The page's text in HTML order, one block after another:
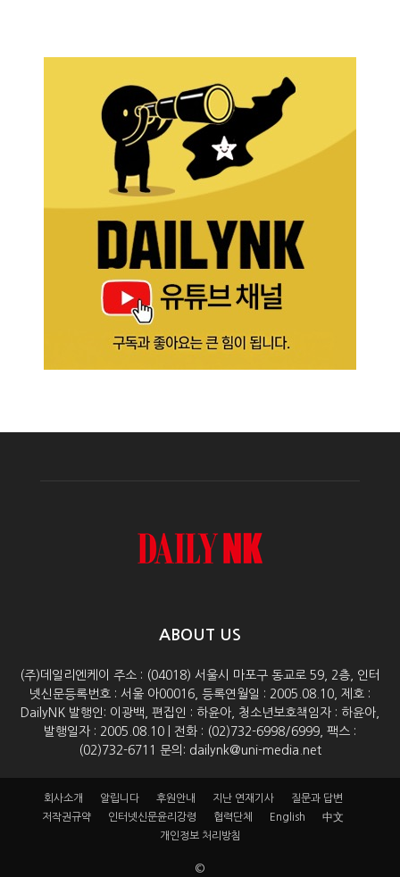
ABOUT US
(주)데일리엔케이 주소 : (04018) 서울시 마포구 동교로 59, 2층, 인터
넷신문등록번호 : 서울 아00016, 등록연월일 : 2005.08.10, 제호 :
DailyNK 발행인: 이광백, 편집인 : 하윤아, 청소년보호책임자 : 하윤아,
발행일자 : 2005.08.10 | 전화 : (02)732-6998/6999, 팩스 :
(02)732-6711 문의: dailynk@uni-media.net
회사소개 알립니다 후원안내 지난 연재기사
질문과 답변
저작권규약
인터넷신문윤리강령 협력단체 English
中文
개인정보 처리방침
©